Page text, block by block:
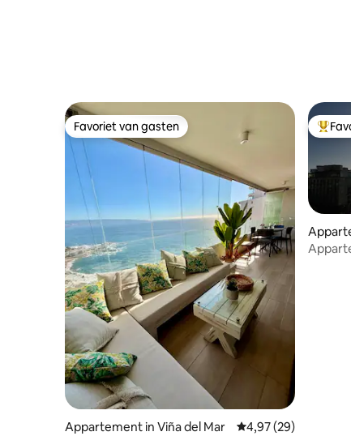
Favoriet van gasten
Favoriet van gasten
Appartement in Viña del Mar Gemiddelde
4,97 (29)
r